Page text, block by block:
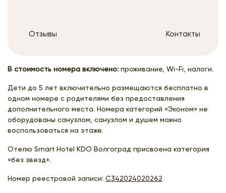
Отзывы Контакты
В стоимость номера включено: проживание, Wi-Fi, налоги.
Дети до 5 лет включительно размещаются бесплатно в
одном номере с родителями без предоставления
дополнительного места. Номера категорий «Эконом» не
оборудованы санузлом, санузлом и душем можно
воспользоваться на этаже.
Отелю Smart Hotel KDO Волгоград присвоена категория
«без звезд».
Номер реестровой записи: С342024020262